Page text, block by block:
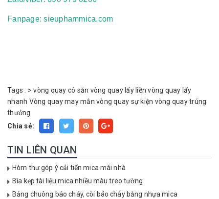
Fanpage: sieuphammica.com
Tags : >vòng quay có sẵn vòng quay lấy liền vòng quay lấy
nhanh Vòng quay may mắn vòng quay sự kiện vòng quay trúng
thưởng
Chia sẻ:
TIN LIÊN QUAN
Hòm thư góp ý cải tiến mica mái nhà
Bìa kẹp tài liệu mica nhiều màu treo tường
Bảng chuông báo cháy, còi báo cháy bằng nhựa mica